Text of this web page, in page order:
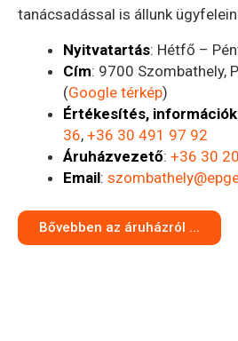
tanácsadással is állunk
Nyitvatartás: Hétfő –
Cím: 9700 Szombathely,
(Google térkép)
Értékesítés, információk
36, +36 30 491 97 92
Áruházvezető: +36 30
Email:
Bővebben az áruházról ...